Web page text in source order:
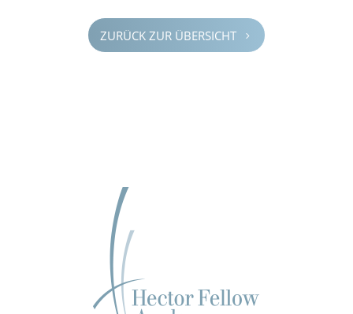
ZURÜCK ZUR ÜBERSICHT 5